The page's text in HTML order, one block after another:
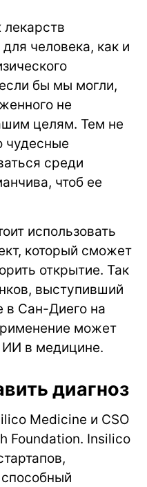
человека, как и
бы мы могли,
не
целям. Тем не
чудесные
среди
чтоб ее
использовать
который сможет
открытие. Так
выступивший
в Сан-Диего на
может
ИИ в медицине.
диагноз
Medicine и CSO
Foundation. Insilico